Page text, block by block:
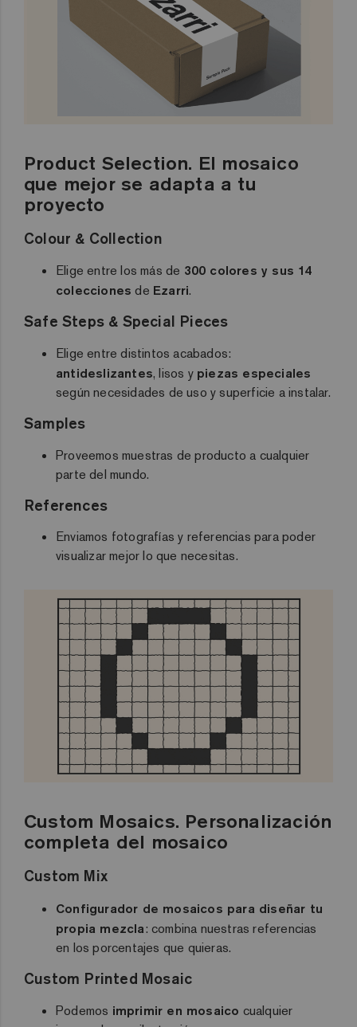
Product Selection. El mosaico
que mejor se adapta a tu
proyecto
Colour & Collection
Elige entre los más de 300 colores y sus 14
colecciones de Ezarri.
Safe Steps & Special Pieces
Elige entre distintos acabados:
antideslizantes, lisos y piezas especiales
según necesidades de uso y superficie a instalar.
Samples
Proveemos muestras de producto a cualquier
parte del mundo.
References
Enviamos fotografías y referencias para poder
visualizar mejor lo que necesitas.
Custom Mosaics. Personalización
completa del mosaico
Custom Mix
Configurador de mosaicos para diseñar tu
propia mezcla: combina nuestras referencias
en los porcentajes que quieras.
Custom Printed Mosaic
Podemos imprimir en mosaico cualquier